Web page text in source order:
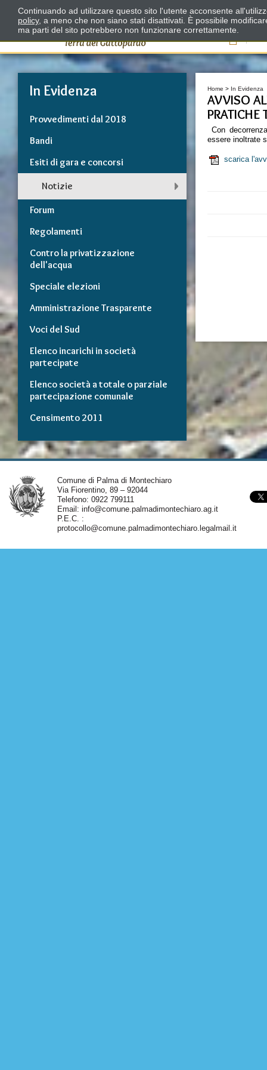
Il
In Evidenza
Provvedimenti dal 2018
Bandi
Esiti di gara e concorsi
Notizie
Forum
Regolamenti
Contro la privatizzazione
dell'acqua
Speciale elezioni
Amministrazione Trasparente
Voci del Sud
Elenco incarichi in società
partecipate
Elenco società a totale o parziale
partecipazione comunale
Censimento 2011
Home > In Evidenza
AVVISO
PRATICHE
Con
essere inoltrate
scarica
Comune di Palma di Montechiaro
Via Fiorentino, 89 – 92044
Telefono: 0922 799111
Email: info@comune.palmadimontechiaro.ag.it
P.E.C. :
protocollo@comune.palmadimontechiaro.legalmail.it
Continuando ad utilizzare questo sito l'utente acconsente
policy, a meno che non siano stati disattivati. È possibile
ma parti del sito potrebbero non funzionare correttamente.